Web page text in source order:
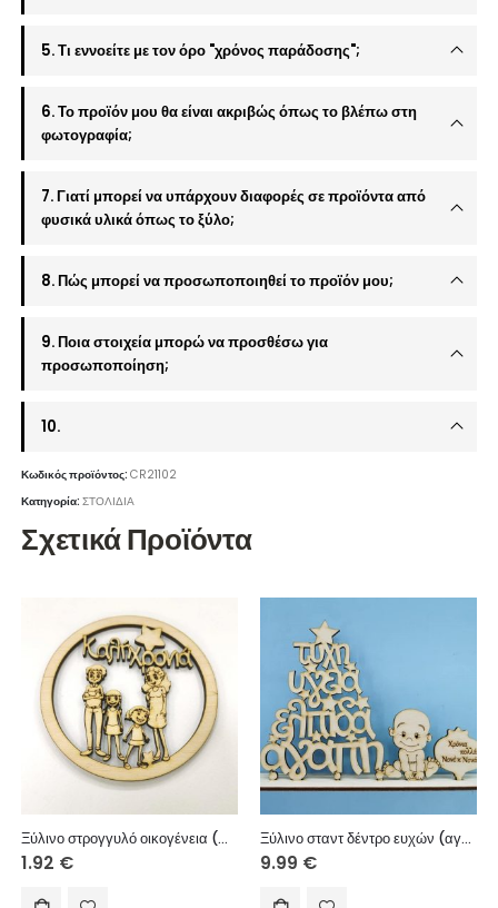
5. Τι εννοείτε με τον όρο "χρόνος παράδοσης";
6. Το προϊόν μου θα είναι ακριβώς όπως το βλέπω στη
φωτογραφία;
7. Γιατί μπορεί να υπάρχουν διαφορές σε προϊόντα από
φυσικά υλικά όπως το ξύλο;
8. Πώς μπορεί να προσωποποιηθεί το προϊόν μου;
9. Ποια στοιχεία μπορώ να προσθέσω για
προσωποποίηση;
10.
Κωδικός προϊόντος:CR21102
Κατηγορία:ΣΤΟΛΙΔΙΑ
Σχετικά Προϊόντα
Ξύλινο στρογγυλό οικογένεια (Μπαμπάς, Μαμά, Κορίτσι, Κορίτσι) και ευχές Καλή Χρονιά 10 εκ.
1.92 €
Ξύλινο σταντ δέντρο ευχών (αγόρι) Χρόνια πολλά Νονέ και Νονά 25 εκ.
9.99 €